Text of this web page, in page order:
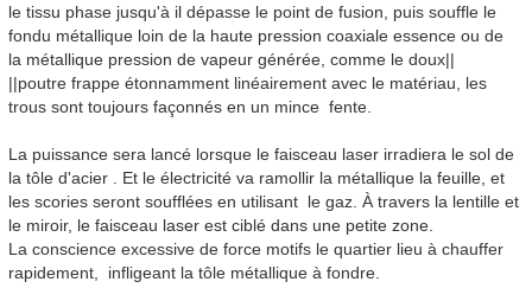
le tissu phase jusqu'à il dépasse le point de fusion, puis souffle le
fondu métallique loin de la haute pression coaxiale essence ou de
la métallique pression de vapeur générée, comme le doux||
||poutre frappe étonnamment linéairement avec le matériau, les
trous sont toujours façonnés en un mince fente.
La puissance sera lancé lorsque le faisceau laser irradiera le sol de
la tôle d'acier . Et le électricité va ramollir la métallique la feuille, et
les scories seront soufflées en utilisant le gaz. À travers la lentille et
le miroir, le faisceau laser est ciblé dans une petite zone.
La conscience excessive de force motifs le quartier lieu à chauffer
rapidement, infligeant la tôle métallique à fondre.